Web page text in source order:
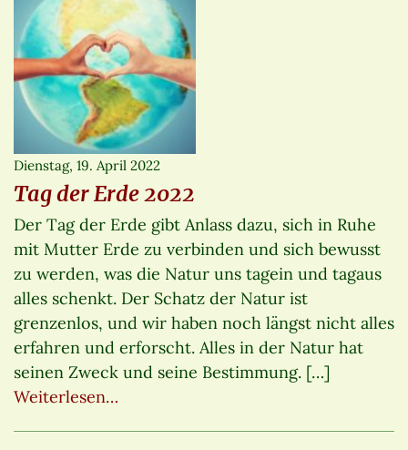
Dienstag, 19. April 2022
Tag der Erde 2022
Der Tag der Erde gibt Anlass dazu, sich in Ruhe
mit Mutter Erde zu verbinden und sich bewusst
zu werden, was die Natur uns tagein und tagaus
alles schenkt. Der Schatz der Natur ist
grenzenlos, und wir haben noch längst nicht alles
erfahren und erforscht. Alles in der Natur hat
seinen Zweck und seine Bestimmung. […]
Weiterlesen…